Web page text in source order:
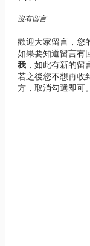
沒有留言
歡迎大家留言，您
如果要知道留言有
我，如此有新的留
若之後您不想再收
方，取消勾選即可。